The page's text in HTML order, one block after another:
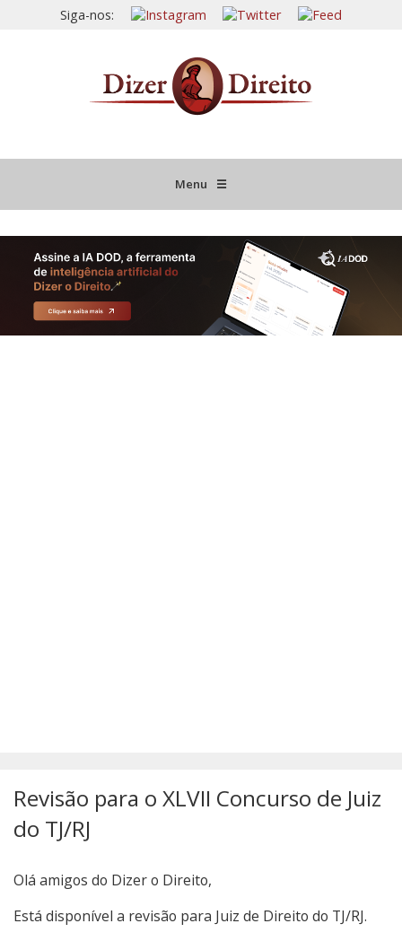
Siga-nos:
Menu ☰
JURISPRUDÊNCIA COMENTADA
INFORMATIVOS COMENTADOS
Revisão para o XLVII Concurso de Juiz
do TJ/RJ
Olá amigos do Dizer o Direito,
Está disponível a revisão para Juiz de Direito do TJ/RJ.